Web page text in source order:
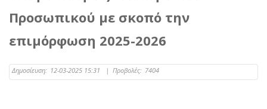
Προσωπικού με σκοπό την
επιμόρφωση 2025-2026
Δημοσίευση: 12-03-2025 15:31 | Προβολές: 7404